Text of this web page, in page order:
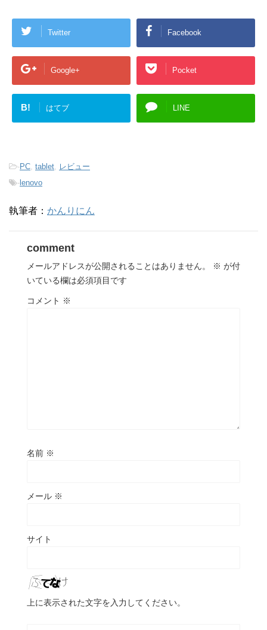
Twitter Facebook
Google+ Pocket
B! はてブ LINE
-PC tablet
レビュー
- lenovo
執筆者： かんりにん
comment
メールアドレスが公開されることはありません。 ※ が付
いている欄は必須項目です
コメント ※
名前 ※
メール ※
サイト
上に表示された文字を入力してください。